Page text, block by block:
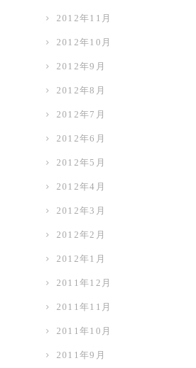
2012年11月
2012年10月
2012年9月
2012年8月
2012年7月
2012年6月
2012年5月
2012年4月
2012年3月
2012年2月
2012年1月
2011年12月
2011年11月
2011年10月
2011年9月